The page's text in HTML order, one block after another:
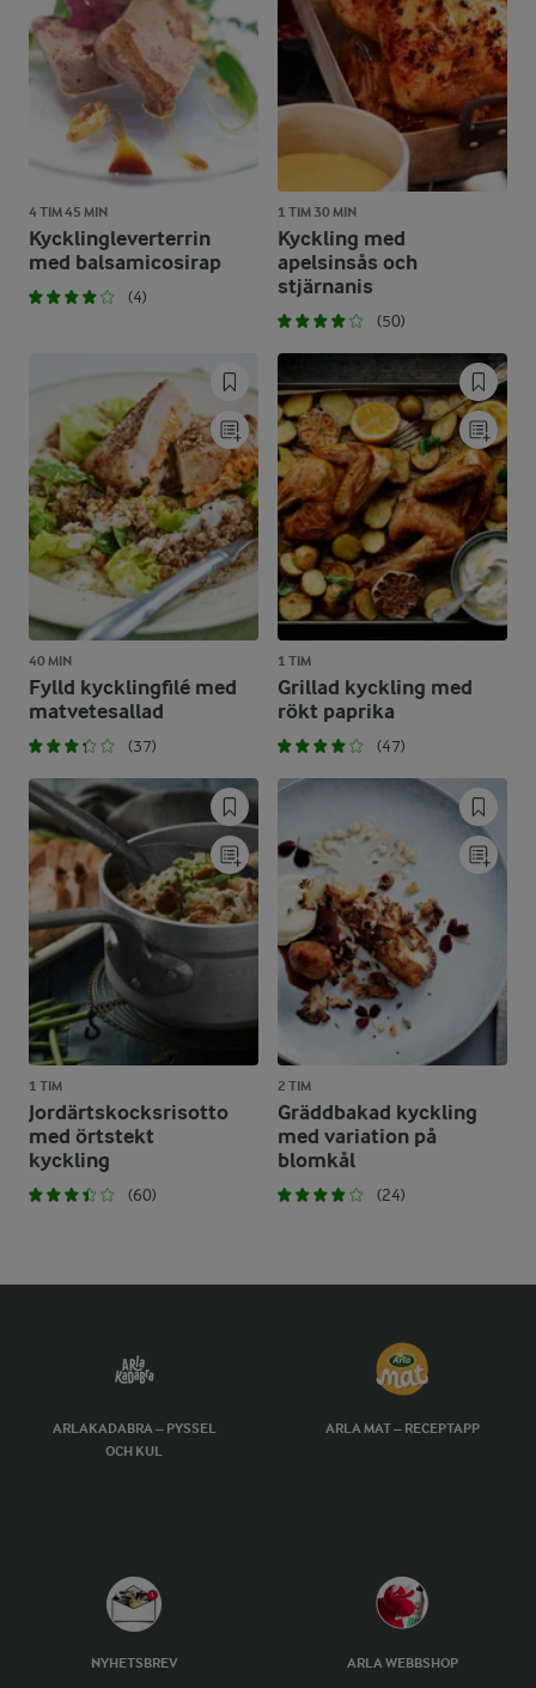
4 TIM 45 MIN
Kycklingleverterrin
med balsamicosirap
(4)
1 TIM 30 MIN
Kyckling med
apelsinsås och
stjärnanis
(50)
40 MIN
Fylld kycklingfilé med
matvetesallad
(37)
1 TIM
Grillad kyckling med
rökt paprika
(47)
1 TIM
Jordärtskocksrisotto
med örtstekt
kyckling
(60)
2 TIM
Gräddbakad kyckling
med variation på
blomkål
(24)
ARLAKADABRA – PYSSEL
OCH KUL
ARLA MAT – RECEPTAPP
NYHETSBREV ARLA WEBBSHOP